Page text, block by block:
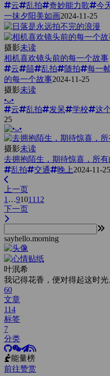
云
乱拍 奇妙能力歌 今
一抹夕阳美如画2024-11-25
摄影未读
相机喜欢镜头前的每一个故事
云
囍 乱拍 随拍 每一
的每一个故事2024-11-25
摄影未读
•ᴗ•
云
乱拍 发呆 学校 这
25
摄影未读
去拥抱陌生，期待惊喜，所
乱拍
交通 晚上2024-11-25
上一页
1 …91011 12
下一页
sayhello.morning
叶泯希
我记得花香，便对得起这时光
60
文章
114
标签
7
分类
能量榜
前往赞赏